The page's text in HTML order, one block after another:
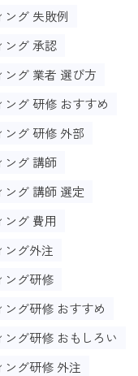
ング 失敗例
ング 承認
ング 業者 選び方
グ 研修 おすすめ
ング 研修 外部
ング 講師
ング 講師 選定
ング 費用
ング外注
ング研修
グ研修 おすすめ
グ研修 おもしろい
ング研修 外注